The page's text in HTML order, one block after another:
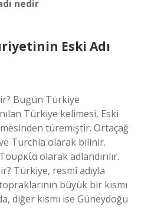
nedir
Eski Adı
Bugün Türkiye
Türkiye kelimesi, Eski
türemiştir. Ortaçağ
Turchia olarak bilinir.
olarak adlandırılır.
Türkiye, resmî adıyla
büyük bir kısmı
diğer kısmı ise Güneydoğu